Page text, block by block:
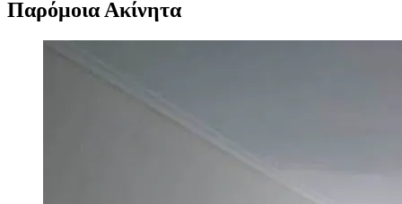
Παρόμοια Ακίνητα